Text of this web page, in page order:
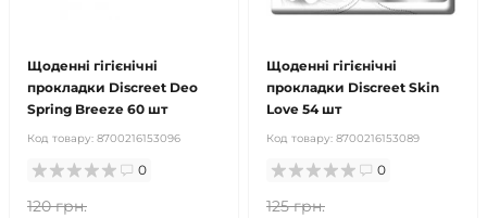
Щоденні гігієнічні
прокладки Discreet Deo
Spring Breeze 60 шт
Код товару: 8700216153096
0
120 грн.
Щоденні гігієнічні
прокладки Discreet Skin
Love 54 шт
Код товару: 8700216153089
0
125 грн.